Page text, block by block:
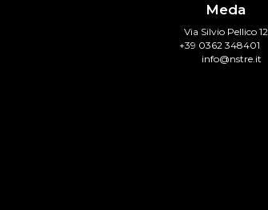
Meda
Via Silvio Pellico 12
+39 0362 348401
info@nstre.it